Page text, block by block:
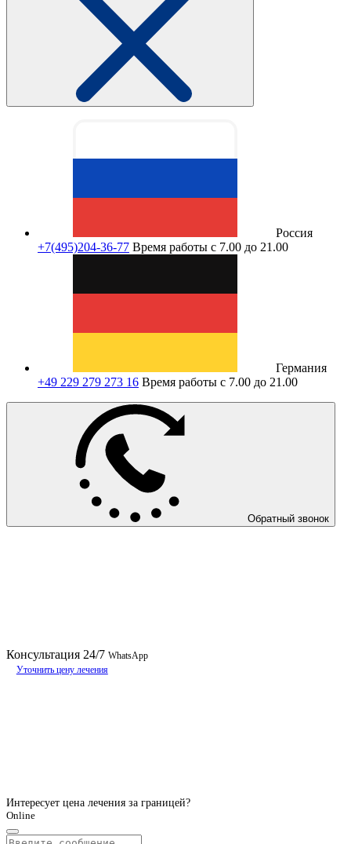
Россия
+7(495)204-36-77 Время работы с 7.00 до 21.00
Германия
+49 229 279 273 16 Время работы с 7.00 до 21.00
Обратный звонок
Консультация 24/7 WhatsApp
Уточнить цену лечения
Интересует цена лечения за границей?
Online